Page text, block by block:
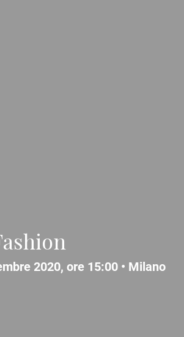
2020, ore 15:00 • Milano